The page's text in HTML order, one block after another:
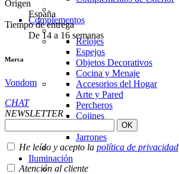
Complementos
Relojes
Espejos
Objetos Decorativos
Cocina y Menaje
Accesorios del Hogar
Arte y Pared
Percheros
Cojines
Jarrones
Iluminación
Origen
España
Tiempo de entrega
De 14 a 16 semanas
Marca
Vondom
CHAT
NEWSLETTER
He leído y acepto la política de privacidad
Atención al cliente